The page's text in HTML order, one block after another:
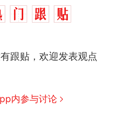
跟贴，欢迎发表观点
内参与讨论
？
生
大厨“全国小炒肉大王”称